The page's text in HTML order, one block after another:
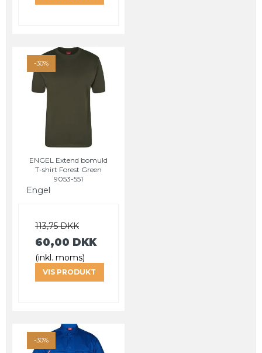
-30%
ENGEL Extend bomuld
T-shirt Forest Green
9053-551
Engel
113,75 DKK
60,00 DKK
(inkl. moms)
VIS PRODUKT
-30%